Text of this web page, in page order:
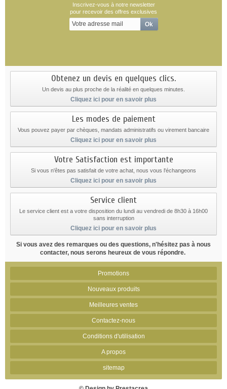
Inscrivez-vous à notre newsletter
pour recevoir des offres exclusives
Obtenez un devis en quelques clics.
Un devis au plus proche de la réalité en quelques minutes.
Cliquez ici pour en savoir plus
Les modes de paiement
Vous pouvez payer par chèques, mandats administratifs ou virement bancaire
Cliquez ici pour en savoir plus
Votre Satisfaction est importante
Si vous n'êtes pas satisfait de votre achat, nous vous l'échangeons
Cliquez ici pour en savoir plus
Service client
Le service client est a votre disposition du lundi au vendredi de 8h30 à 16h00
sans interruption
Cliquez ici pour en savoir plus
Si vous avez des remarques ou des questions, n'hésitez pas à nous
contacter, nous serons heureux de vous répondre.
Promotions
Nouveaux produits
Meilleures ventes
Contactez-nous
Conditions d'utilisation
A propos
sitemap